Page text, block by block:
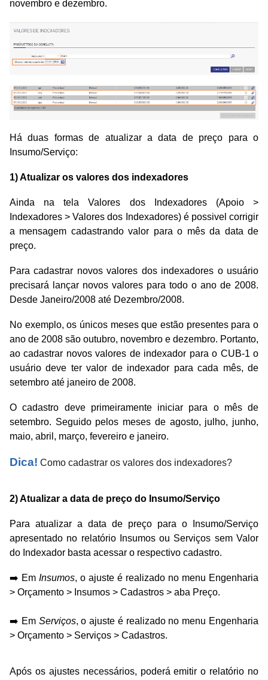
novembro e dezembro.
Há duas formas de atualizar a data de preço para o
Insumo/Serviço:
1) Atualizar os valores dos indexadores
Ainda na tela Valores dos Indexadores (Apoio >
Indexadores > Valores dos Indexadores) é possivel corrigir
a mensagem cadastrando valor para o mês da data de
preço.
Para cadastrar novos valores dos indexadores o usuário
precisará lançar novos valores para todo o ano de 2008.
Desde Janeiro/2008 até Dezembro/2008.
No exemplo, os únicos meses que estão presentes para o
ano de 2008 são outubro, novembro e dezembro. Portanto,
ao cadastrar novos valores de indexador para o CUB-1 o
usuário deve ter valor de indexador para cada mês, de
setembro até janeiro de 2008.
O cadastro deve primeiramente iniciar para o mês de
setembro. Seguido pelos meses de agosto, julho, junho,
maio, abril, março, fevereiro e janeiro.
Dica! Como cadastrar os valores dos indexadores?
2) Atualizar a data de preço do Insumo/Serviço
Para atualizar a data de preço para o Insumo/Serviço
apresentado no relatório Insumos ou Serviços sem Valor
do Indexador basta acessar o respectivo cadastro.
➡️ Em Insumos, o ajuste é realizado no menu Engenharia
> Orçamento > Insumos > Cadastros > aba Preço.
➡️ Em Serviços, o ajuste é realizado no menu Engenharia
> Orçamento > Serviços > Cadastros.
Após os ajustes necessários, poderá emitir o relatório no